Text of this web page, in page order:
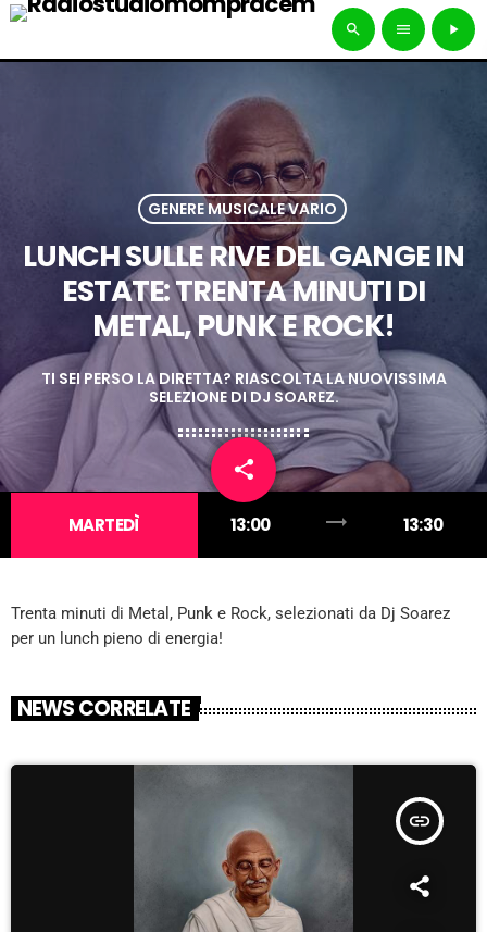
search menu play_arrow
GENERE MUSICALE VARIO
LUNCH SULLE RIVE DEL GANGE IN
ESTATE: TRENTA MINUTI DI
METAL, PUNK E ROCK!
TI SEI PERSO LA DIRETTA? RIASCOLTA LA NUOVISSIMA
SELEZIONE DI DJ SOAREZ.
share
email
MARTEDÌ 13:00 trending_flat 13:30
Trenta minuti di Metal, Punk e Rock, selezionati da Dj Soarez
per un lunch pieno di energia!
NEWS CORRELATE
insert_link